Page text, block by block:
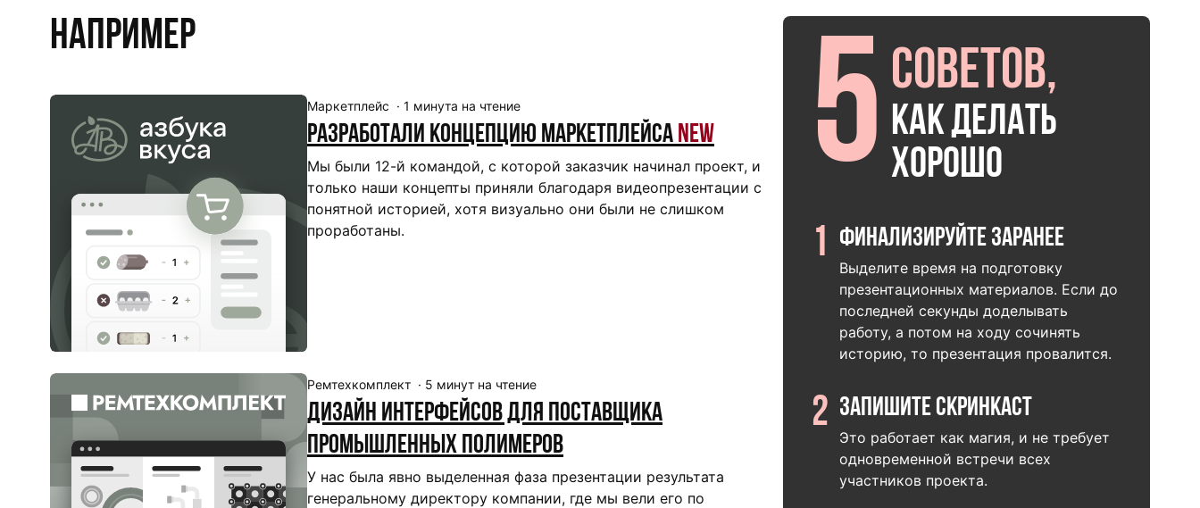
Например
Маркетплейс · 1 минута на чтение
Разработали концепцию маркетплейсаNew
Мы были 12-й командой, с которой заказчик начинал проект, и
только наши концепты приняли благодаря видеопрезентации с
понятной историей, хотя визуально они были не слишком
проработаны.
Ремтехкомплект · 5 минут на чтение
Дизайн интерфейсов для поставщика
промышленных полимеров
У нас была явно выделенная фаза презентации результата
генеральному директору компании, где мы вели его по
5 советов,
как делать
хорошо
1 Финализируйте заранее
Выделите время на подготовку
презентационных материалов. Если до
последней секунды доделывать
работу, а потом на ходу сочинять
историю, то презентация провалится.
2 Запишите скринкаст
Это работает как магия, и не требует
одновременной встречи всех
участников проекта.